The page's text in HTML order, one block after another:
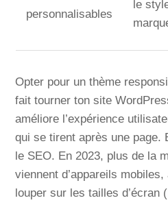
personnalisables
le
Opter pour un thème
fait tourner ton site
améliore l’expérience
qui se tirent après une page.
le SEO. En 2023, plus de la
viennent d’appareils
louper sur les tailles d’écran (